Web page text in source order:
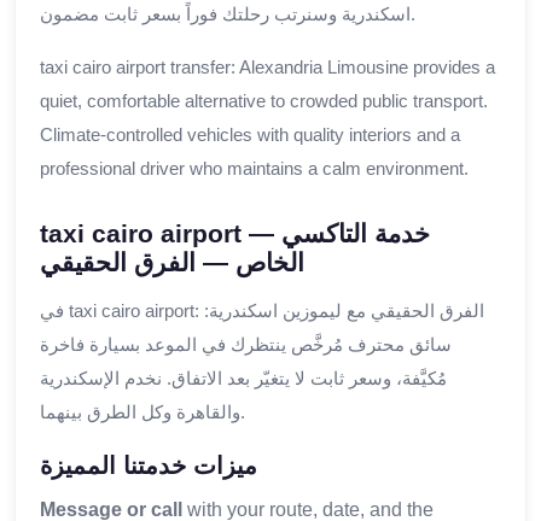
اسكندرية وسنرتب رحلتك فوراً بسعر ثابت مضمون.
taxi cairo airport transfer: Alexandria Limousine provides a
quiet, comfortable alternative to crowded public transport.
Climate-controlled vehicles with quality interiors and a
professional driver who maintains a calm environment.
taxi cairo airport — خدمة التاكسي
الخاص — الفرق الحقيقي
في taxi cairo airport: الفرق الحقيقي مع ليموزين اسكندرية:
سائق محترف مُرخَّص ينتظرك في الموعد بسيارة فاخرة
مُكيَّفة، وسعر ثابت لا يتغيّر بعد الاتفاق. نخدم الإسكندرية
والقاهرة وكل الطرق بينهما.
ميزات خدمتنا المميزة
Message or call
with your route, date, and the